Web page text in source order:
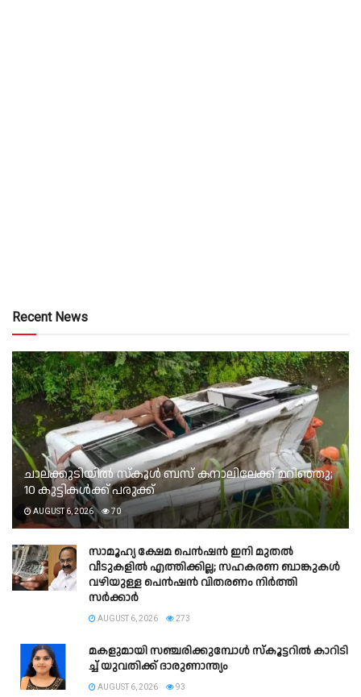
Recent News
ചാലക്കുടിയില്‍ സ്‌കൂള്‍ ബസ് കനാലിലേക്ക് മറിഞ്ഞു;
10 കുട്ടികള്‍ക്ക് പരുക്ക്
AUGUST 6, 2026 70
സാമൂഹ്യ ക്ഷേമ പെൻഷൻ ഇനി മുതൽ
വീടുകളിൽ എത്തിക്കില്ല; സഹകരണ ബാങ്കുകൾ
വഴിയുള്ള പെൻഷൻ വിതരണം നിർത്തി
സർക്കാർ
AUGUST 6, 2026 273
മ​ക​ളു​മാ​യി സ​ഞ്ച​രി​ക്കു​മ്പോ​ള്‍ സ്‌​കൂ​ട്ട​റി​ല്‍ കാ​റി​ടി​
ച്ച് യു​വ​തി​ക്ക് ദാ​രു​ണാ​ന്ത്യം
AUGUST 6, 2026 93